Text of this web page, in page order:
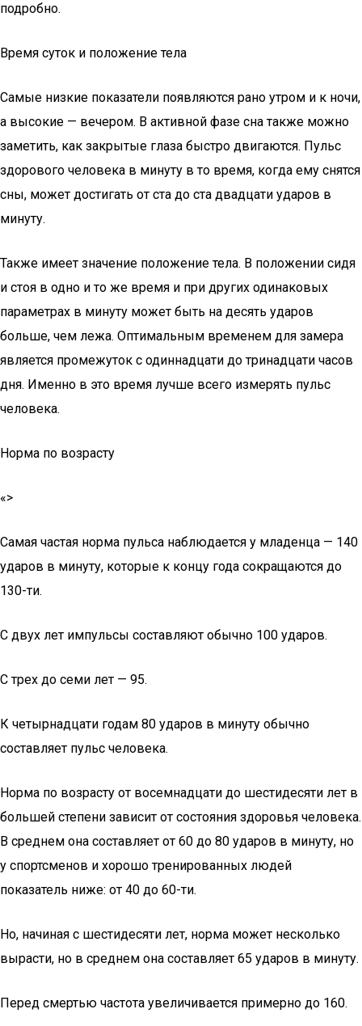
подробно.
Время суток и положение тела
Самые низкие показатели появляются рано утром и к ночи,
а высокие — вечером. В активной фазе сна также можно
заметить, как закрытые глаза быстро двигаются. Пульс
здорового человека в минуту в то время, когда ему снятся
сны, может достигать от ста до ста двадцати ударов в
минуту.
Также имеет значение положение тела. В положении сидя
и стоя в одно и то же время и при других одинаковых
параметрах в минуту может быть на десять ударов
больше, чем лежа. Оптимальным временем для замера
является промежуток с одиннадцати до тринадцати часов
дня. Именно в это время лучше всего измерять пульс
человека.
Норма по возрасту
«>
Самая частая норма пульса наблюдается у младенца — 140
ударов в минуту, которые к концу года сокращаются до
130-ти.
С двух лет импульсы составляют обычно 100 ударов.
С трех до семи лет — 95.
К четырнадцати годам 80 ударов в минуту обычно
составляет пульс человека.
Норма по возрасту от восемнадцати до шестидесяти лет в
большей степени зависит от состояния здоровья человека.
В среднем она составляет от 60 до 80 ударов в минуту, но
у спортсменов и хорошо тренированных людей
показатель ниже: от 40 до 60-ти.
Но, начиная с шестидесяти лет, норма может несколько
вырасти, но в среднем она составляет 65 ударов в минуту.
Перед смертью частота увеличивается примерно до 160.